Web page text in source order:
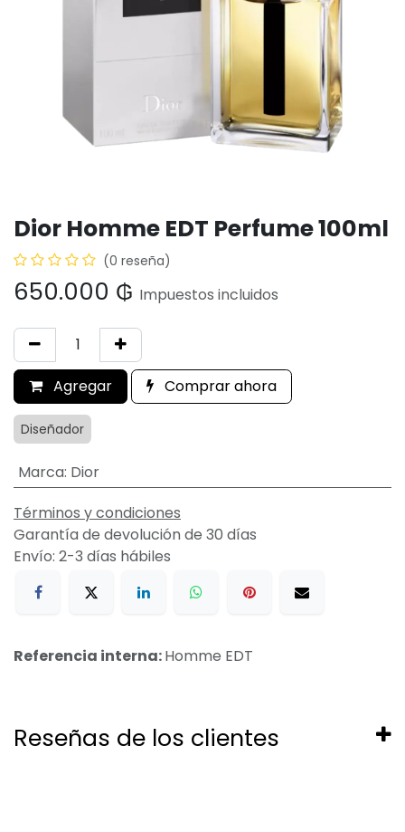
Dior Homme EDT Perfume 100ml
(0 reseña)
650.000 ₲ Impuestos incluidos
Agregar Comprar ahora
Diseñador
Marca: Dior
Términos y condiciones
Garantía de devolución de 30 días
Envío: 2-3 días hábiles
Referencia interna:Homme EDT
Reseñas de los clientes